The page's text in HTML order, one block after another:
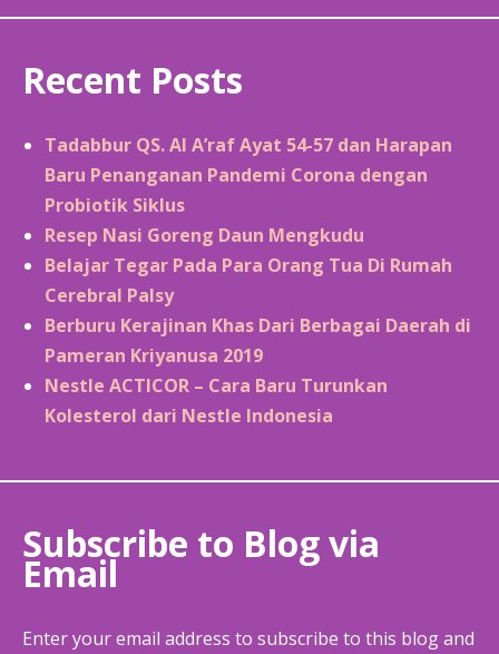
Recent Posts
Tadabbur QS. Al A’raf Ayat 54-57 dan Harapan
Baru Penanganan Pandemi Corona dengan
Probiotik Siklus
Resep Nasi Goreng Daun Mengkudu
Belajar Tegar Pada Para Orang Tua Di Rumah
Cerebral Palsy
Berburu Kerajinan Khas Dari Berbagai Daerah di
Pameran Kriyanusa 2019
Nestle ACTICOR – Cara Baru Turunkan
Kolesterol dari Nestle Indonesia
Subscribe to Blog via
Email
Enter your email address to subscribe to this blog and